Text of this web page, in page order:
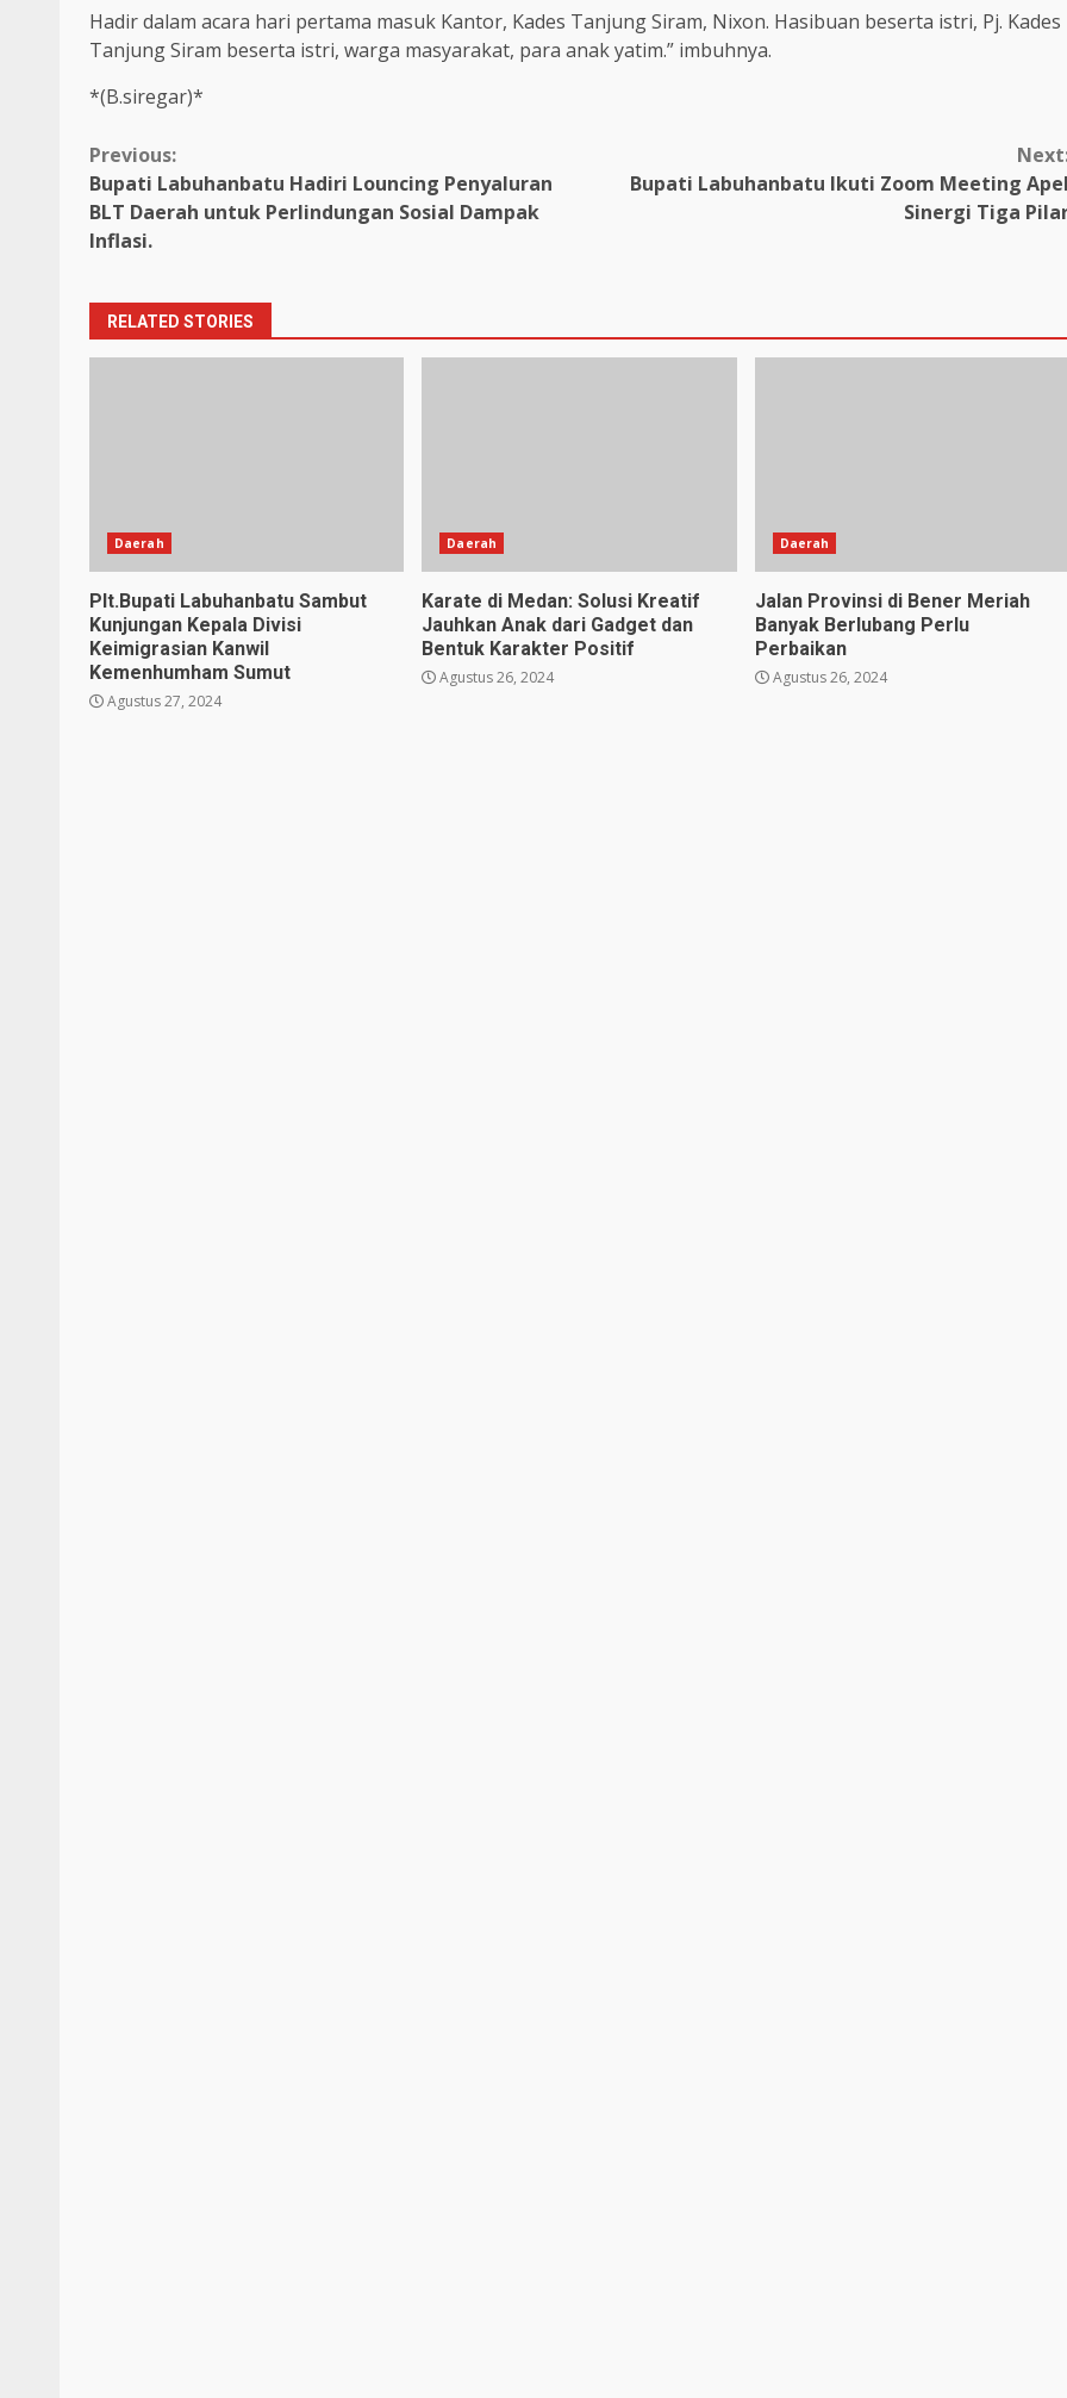
Hadir dalam acara hari pertama masuk Kantor, Kades Tanjung Siram, Nixon. Hasibuan beserta istri, Pj. Kades
Tanjung Siram beserta istri, warga masyarakat, para anak yatim.” imbuhnya.
*(B.siregar)*
Continue
Reading
Previous:
Bupati Labuhanbatu Hadiri Louncing Penyaluran
BLT Daerah untuk Perlindungan Sosial Dampak
Inflasi.
Bupati Labuhanbatu Ikuti Zoom Meeting
Sinergi Tiga
RELATED STORIES
Daerah
Plt.Bupati Labuhanbatu Sambut
Kunjungan Kepala Divisi
Keimigrasian Kanwil
Kemenhumham Sumut
Agustus 27, 2024
Daerah
Karate di Medan: Solusi Kreatif
Jauhkan Anak dari Gadget dan
Bentuk Karakter Positif
Agustus 26, 2024
Daerah
Jalan Provinsi di Bener Meriah
Banyak Berlubang Perlu
Perbaikan
Agustus 26, 2024